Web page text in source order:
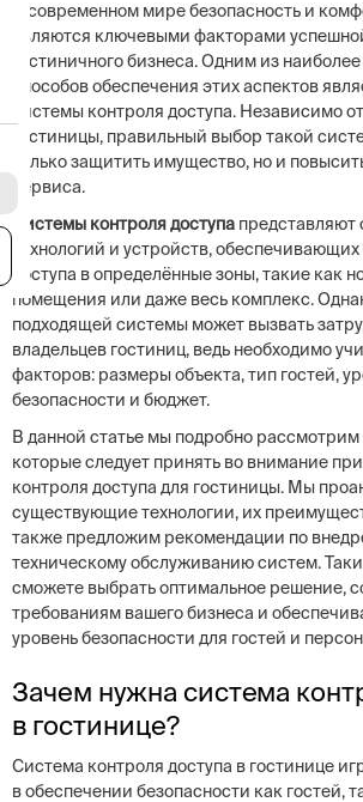
В современном мире безопасность и
являются ключевыми факторами
гостиничного бизнеса. Одним из
способов обеспечения этих аспектов
системы контроля доступа. Независимо
гостиницы, правильный выбор такой
только защитить имущество, но и
сервиса.
Системы контроля доступа представляют
технологий и устройств,
доступа в определённые зоны, такие как
помещения или даже весь комплекс.
подходящей системы может вызвать
владельцев гостиниц, ведь необходимо
факторов: размеры объекта, тип гостей,
безопасности и бюджет.
В данной статье мы подробно
которые следует принять во внимание
контроля доступа для гостиницы. Мы
существующие технологии, их
также предложим рекомендации по
техническому обслуживанию систем.
сможете выбрать оптимальное решение,
требованиям вашего бизнеса и
уровень безопасности для гостей и
Зачем нужна система
в гостинице?
Система контроля доступа в гостинице
в обеспечении безопасности как гостей,